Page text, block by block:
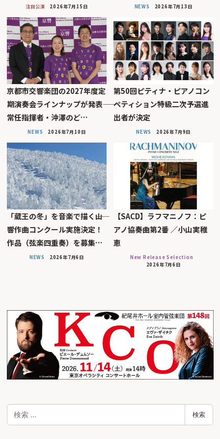
注目公演 2026年7月15日 NEWS 2026年7月13日
京都市交響楽団の2027年度定
期演奏会ラインナップが発表――
常任指揮者・沖澤のど…
NEWS 2026年7月10日
第50回ピティナ・ピアノコン
ペティション特級二次予選進
出者が決定
NEWS 2026年7月9日
「蔵王の冬」を音楽で描く――山
響作曲コンクール実施決定！
作品（弦楽四重奏）を募集…
NEWS 2026年7月6日
【SACD】ラフマニノフ：ピ
アノ協奏曲第2番 ／小山実稚
恵
New Release Selection
2026年7月6日
検索